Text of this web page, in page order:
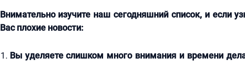
Внимательно изучите наш сегодняшний список, и если
Вас плохие новости:
Вы уделяете слишком много внимания и времени